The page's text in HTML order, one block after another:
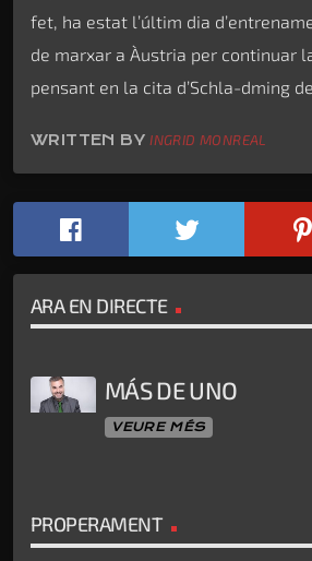
fet, ha estat l’últim dia
de marxar a Àustria per continuar
pensant en la cita d’Schla-dming
WRITTEN BYINGRID MONREAL
ARA EN DIRECTE
MÁS DE UNO
VEURE MÉS
PROPERAMENT